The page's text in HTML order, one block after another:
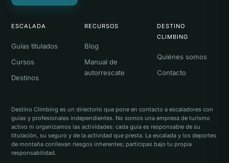
ESCALADA
Guías titulados
Cursos
Destinos
RECURSOS
Blog
Manual de
autorrescate
DESTINO
CLIMBING
Quiénes somos
Contacto
Destino Climbing es un directorio que pone en contacto a escaladores con
guías y profesionales independientes. No somos una empresa de turismo
activo ni organizamos las actividades: cada guía es responsable de su
titulación, su seguro y de la actividad que presta. La escalada y los deportes
de montaña conllevan riesgos inherentes; participas bajo tu propia
responsabilidad.